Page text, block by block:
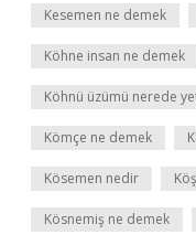
Kesemen ne demek
Köhne insan ne demek
Köhnü üzümü nerede
Kömçe ne demek
Kösemen nedir
Kösnemiş ne demek